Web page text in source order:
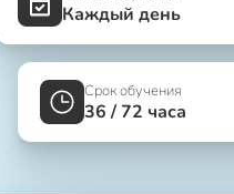
Каждый день
Срок обучения
36 / 72 часа